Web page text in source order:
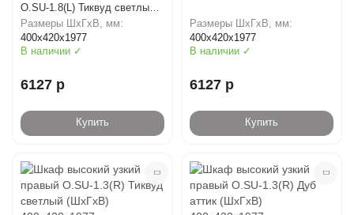
O.SU-1.8(L) Тиквуд светлый
(ШхГхВ) 400х420х1977
Размеры ШхГхВ, мм:
400х420х1977
В наличии ✓
6127 р
Купить
Размеры ШхГхВ, мм:
400х420х1977
В наличии ✓
6127 р
Купить